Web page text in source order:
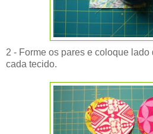
2 - Forme os pares e coloque
cada tecido.